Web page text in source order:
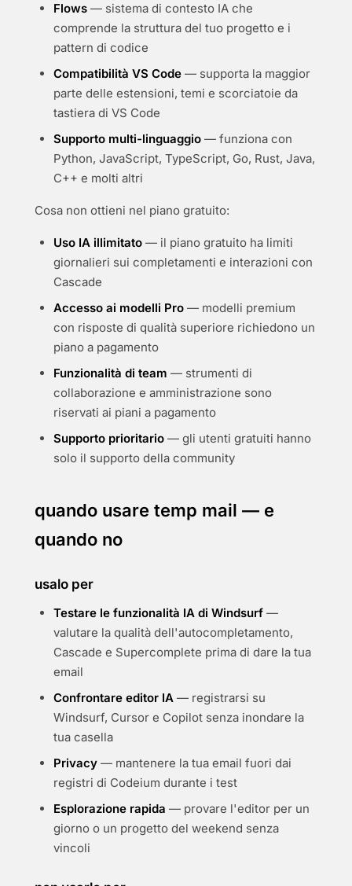
Flows — sistema di contesto IA che
comprende la struttura del tuo progetto e i
pattern di codice
Compatibilità VS Code — supporta la maggior
parte delle estensioni, temi e scorciatoie da
tastiera di VS Code
Supporto multi-linguaggio — funziona con
Python, JavaScript, TypeScript, Go, Rust, Java,
C++ e molti altri
Cosa non ottieni nel piano gratuito:
Uso IA illimitato — il piano gratuito ha limiti
giornalieri sui completamenti e interazioni con
Cascade
Accesso ai modelli Pro — modelli premium
con risposte di qualità superiore richiedono un
piano a pagamento
Funzionalità di team — strumenti di
collaborazione e amministrazione sono
riservati ai piani a pagamento
Supporto prioritario — gli utenti gratuiti hanno
solo il supporto della community
quando usare temp mail — e
quando no
usalo per
Testare le funzionalità IA di Windsurf —
valutare la qualità dell'autocompletamento,
Cascade e Supercomplete prima di dare la tua
email
Confrontare editor IA — registrarsi su
Windsurf, Cursor e Copilot senza inondare la
tua casella
Privacy — mantenere la tua email fuori dai
registri di Codeium durante i test
Esplorazione rapida — provare l'editor per un
giorno o un progetto del weekend senza
vincoli